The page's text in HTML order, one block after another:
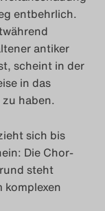
entbehrlich.
antiker
scheint in der
in das
haben.
sich bis
Die Chor-
steht
komplexen